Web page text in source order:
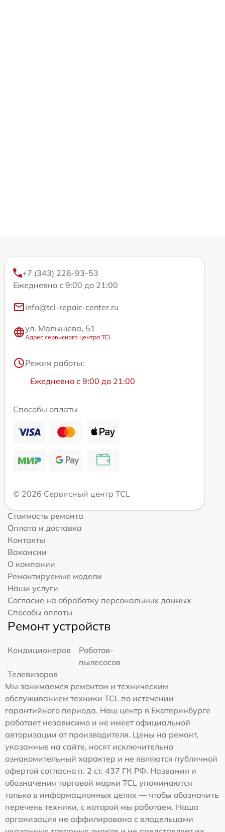
+7 (343) 226-93-53
Ежедневно с 9:00 до 21:00
info@tcl-repair-center.ru
ул. Малышева, 51
Адрес сервисного центра TCL
Режим работы:
Ежедневно с 9:00 до 21:00
Способы оплаты
© 2026 Сервисный центр TCL
Стоимость ремонта
Оплата и доставка
Контакты
Вакансии
О компании
Ремонтируемые модели
Наши услуги
Согласие на обработку персональных данных
Способы оплаты
Ремонт устройств
Кондиционеров
Роботов-
пылесосов
Телевизоров
Мы занимаемся ремонтом и техническим
обслуживанием техники TCL по истечении
гарантийного периода. Наш центр в Екатеринбурге
работает независимо и не имеет официальной
авторизации от производителя. Цены на ремонт,
указанные на сайте, носят исключительно
ознакомительный характер и не являются публичной
офертой согласно п. 2 ст. 437 ГК РФ. Названия и
обозначения торговой марки TCL упоминаются
только в информационных целях — чтобы обозначить
перечень техники, с которой мы работаем. Наша
организация не аффилирована с владельцами